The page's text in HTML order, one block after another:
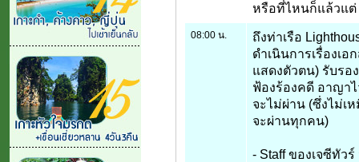
หรือที่ไหนก็แล้วแต่
08:00 น.
ถึงท่าเรือ
ดำเนินการเรื่องเ
แสดงตัวตน) รับรอ
ฟ้องร้องคดี อาญา
จะไม่ผ่าน (ซึ่งไม่เ
จะผ่านทุกคน)
- Staff ของเจซีทัว